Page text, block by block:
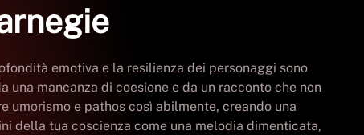
emotiva e la resilienza dei personaggi sono
mancanza di coesione e da un racconto che non
umorismo e pathos così abilmente, creando una
della tua coscienza come una melodia dimenticata,